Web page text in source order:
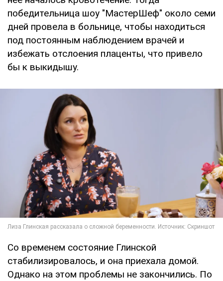
победительница шоу "МастерШеф" около семи
дней провела в больнице, чтобы находиться
под постоянным наблюдением врачей и
избежать отслоения плаценты, что привело
бы к выкидышу.
Со временем состояние Глинской
стабилизировалось, и она приехала домой.
Однако на этом проблемы не закончились. По